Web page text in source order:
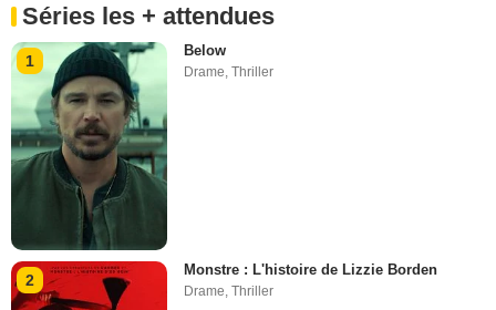
Séries les + attendues
1
Below
Drame ,Thriller
2
Monstre : L'histoire de Lizzie Borden
Drame,Thriller